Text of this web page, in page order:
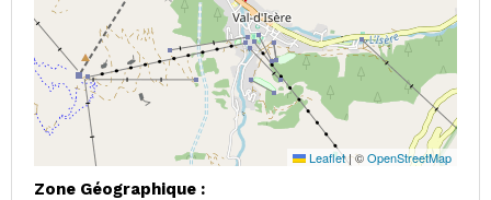
Leaflet|©OpenStreetMap
Zone Géographique :